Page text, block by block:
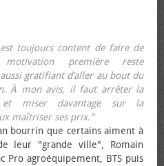
toujours content de faire de
première reste
gratifiant d’aller au bout du
À mon avis, il faut arrêter la
et miser davantage sur la
maîtriser ses prix."
bourrin que certains aiment à
leur "grande ville", Romain
Pro agroéquipement, BTS puis